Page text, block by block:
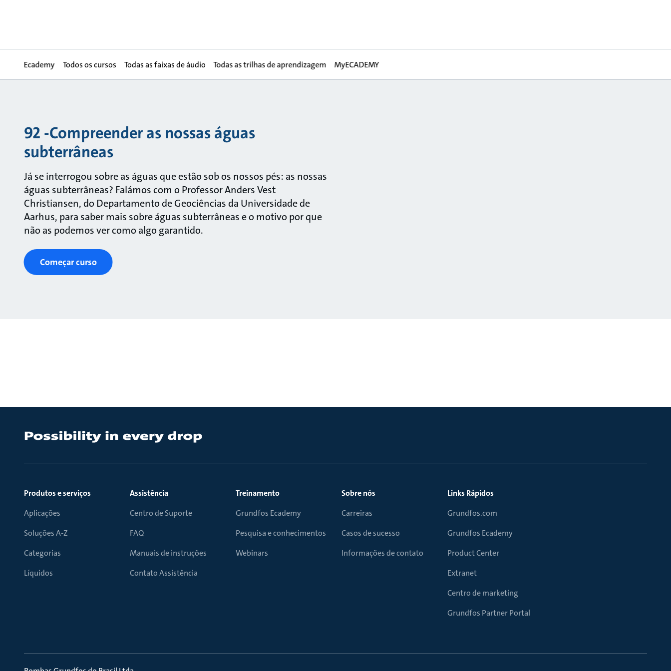
Ecademy Todos os cursos Todas as faixas de áudio Todas as trilhas de aprendizagem MyECADEMY
92 -Compreender as nossas águas
subterrâneas
Já se interrogou sobre as águas que estão sob os nossos pés: as nossas
águas subterrâneas? Falámos com o Professor Anders Vest
Christiansen, do Departamento de Geociências da Universidade de
Aarhus, para saber mais sobre águas subterrâneas e o motivo por que
não as podemos ver como algo garantido.
Começar curso
Produtos e serviços
Aplicações
Soluções A-Z
Categorias
Líquidos
Assistência
Centro de Suporte
FAQ
Manuais de instruções
Contato Assistência
Treinamento
Grundfos Ecademy
Pesquisa e conhecimentos
Webinars
Sobre nós
Carreiras
Casos de sucesso
Informações de contato
Links Rápidos
Grundfos.com
Grundfos Ecademy
Product Center
Extranet
Centro de marketing
Grundfos Partner Portal